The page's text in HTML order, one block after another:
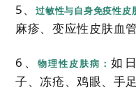
5、 过敏性与自身免疫性皮
麻疹、变应性皮肤血
6、 物理性皮肤病：如
子、冻疮、鸡眼、手足